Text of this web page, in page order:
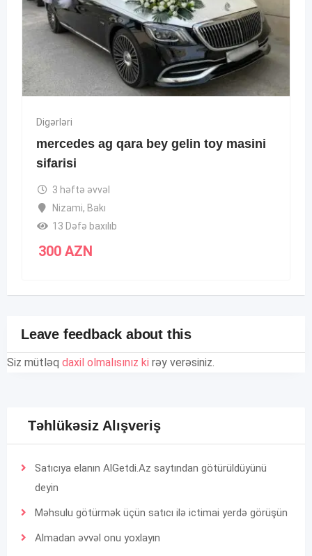
Digərləri
mercedes ag qara bey gelin toy masini
sifarisi
3 həftə əvvəl
Nizami, Bakı
13 Dəfə baxılıb
300 AZN
Leave feedback about this
Siz mütləq daxil olmalısınız ki rəy verəsiniz.
Təhlükəsiz Alışveriş
Satıcıya elanın AlGetdi.Az saytından götürüldüyünü
deyin
Məhsulu götürmək üçün satıcı ilə ictimai yerdə görüşün
Almadan əvvəl onu yoxlayın